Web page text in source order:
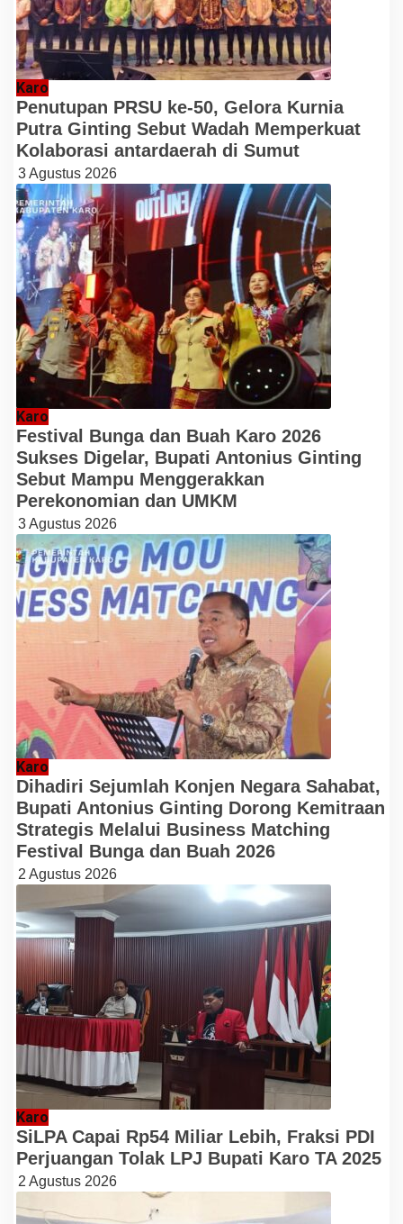
Karo
Penutupan PRSU ke-50, Gelora Kurnia
Putra Ginting Sebut Wadah Memperkuat
Kolaborasi antardaerah di Sumut
3 Agustus 2026
Karo
Festival Bunga dan Buah Karo 2026
Sukses Digelar, Bupati Antonius Ginting
Sebut Mampu Menggerakkan
Perekonomian dan UMKM
3 Agustus 2026
Karo
Dihadiri Sejumlah Konjen Negara Sahabat,
Bupati Antonius Ginting Dorong Kemitraan
Strategis Melalui Business Matching
Festival Bunga dan Buah 2026
2 Agustus 2026
Karo
SiLPA Capai Rp54 Miliar Lebih, Fraksi PDI
Perjuangan Tolak LPJ Bupati Karo TA 2025
2 Agustus 2026